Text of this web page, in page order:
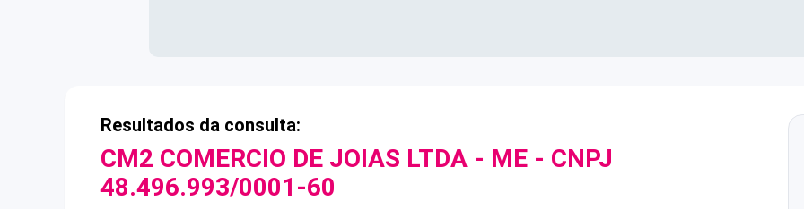
Resultados da consulta:
CM2 COMERCIO DE JOIAS LTDA - ME - CNPJ
48.496.993/0001-60